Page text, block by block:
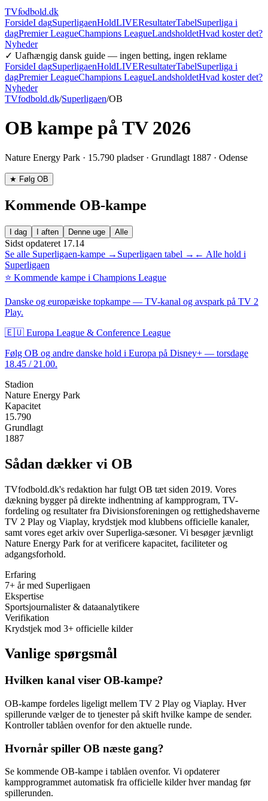
TVfodbold.dk
ForsideI dagSuperligaenHoldLIVEResultaterTabelSuperliga i
dagPremier LeagueChampions LeagueLandsholdetHvad koster det?
Nyheder
✓ Uafhængig dansk guide — ingen betting, ingen reklame
ForsideI dagSuperligaenHoldLIVEResultaterTabelSuperliga i
dagPremier LeagueChampions LeagueLandsholdetHvad koster det?
Nyheder
TVfodbold.dk/Superligaen/OB
OB kampe på TV 2026
Nature Energy Park · 15.790 pladser · Grundlagt 1887 · Odense
★ Følg OB
Kommende OB-kampe
I dag I aften Denne uge Alle
Sidst opdateret 17.14
Se alle Superligaen-kampe → Superligaen tabel → ← Alle hold i
Superligaen
⭐ Kommende kampe i Champions League
Danske og europæiske topkampe — TV-kanal og avspark på TV 2
Play.
🇪🇺 Europa League & Conference League
Følg OB og andre danske hold i Europa på Disney+ — torsdage
18.45 / 21.00.
Stadion
Nature Energy Park
Kapacitet
15.790
Grundlagt
1887
Sådan dækker vi OB
TVfodbold.dk's redaktion har fulgt OB tæt siden 2019. Vores
dækning bygger på direkte indhentning af kampprogram, TV-
fordeling og resultater fra Divisionsforeningen og rettighedshaverne
TV 2 Play og Viaplay, krydstjek mod klubbens officielle kanaler,
samt vores eget arkiv over Superliga-sæsoner. Vi besøger jævnligt
Nature Energy Park for at verificere kapacitet, faciliteter og
adgangsforhold.
Erfaring
7+ år med Superligaen
Ekspertise
Sportsjournalister & dataanalytikere
Verifikation
Krydstjek mod 3+ officielle kilder
Vanlige spørgsmål
Hvilken kanal viser OB-kampe?
OB-kampe fordeles ligeligt mellem TV 2 Play og Viaplay. Hver
spillerunde vælger de to tjenester på skift hvilke kampe de sender.
Kontroller tablåen ovenfor for den aktuelle runde.
Hvornår spiller OB næste gang?
Se kommende OB-kampe i tablåen ovenfor. Vi opdaterer
kampprogrammet automatisk fra officielle kilder hver mandag før
spillerunden.